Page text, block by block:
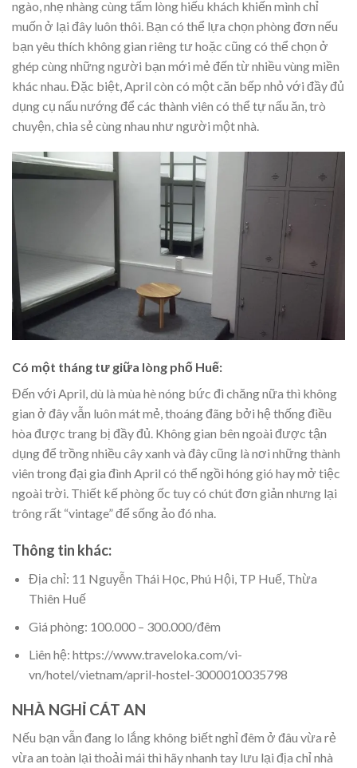
ngào, nhẹ nhàng cùng tấm lòng hiếu khách khiến mình chỉ
muốn ở lại đây luôn thôi. Bạn có thể lựa chọn phòng đơn nếu
bạn yêu thích không gian riêng tư hoặc cũng có thể chọn ở
ghép cùng những người bạn mới mẻ đến từ nhiều vùng miền
khác nhau. Đặc biệt, April còn có một căn bếp nhỏ với đầy đủ
dụng cụ nấu nướng để các thành viên có thể tự nấu ăn, trò
chuyện, chia sẻ cùng nhau như người một nhà.
Có một tháng tư giữa lòng phố Huế:
Đến với April, dù là mùa hè nóng bức đi chăng nữa thì không
gian ở đây vẫn luôn mát mẻ, thoáng đãng bởi hệ thống điều
hòa được trang bị đầy đủ. Không gian bên ngoài được tận
dụng để trồng nhiều cây xanh và đây cũng là nơi những thành
viên trong đại gia đình April có thể ngồi hóng gió hay mở tiệc
ngoài trời. Thiết kế phòng ốc tuy có chút đơn giản nhưng lại
trông rất “vintage” để sống ảo đó nha.
Thông tin khác:
Địa chỉ: 11 Nguyễn Thái Học, Phú Hội, TP Huế, Thừa
Thiên Huế
Giá phòng: 100.000 – 300.000/đêm
Liên hệ: https://www.traveloka.com/vi-
vn/hotel/vietnam/april-hostel-3000010035798
NHÀ NGHỈ CÁT AN
Nếu bạn vẫn đang lo lắng không biết nghỉ đêm ở đâu vừa rẻ
vừa an toàn lại thoải mái thì hãy nhanh tay lưu lại địa chỉ nhà